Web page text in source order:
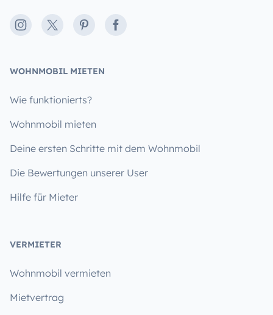
Instagram
X PinterestFacebook
WOHNMOBIL MIETEN
Wie funktionierts?
Wohnmobil mieten
Deine ersten Schritte mit dem Wohnmobil
Die Bewertungen unserer User
Hilfe für Mieter
VERMIETER
Wohnmobil vermieten
Mietvertrag